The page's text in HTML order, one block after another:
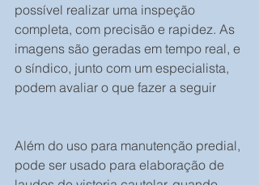
possível realizar uma inspeção
completa, com precisão e rapidez. As
imagens são geradas em tempo real, e
o síndico, junto com um especialista,
podem avaliar o que fazer a seguir
Além do uso para manutenção predial,
pode ser usado para elaboração de